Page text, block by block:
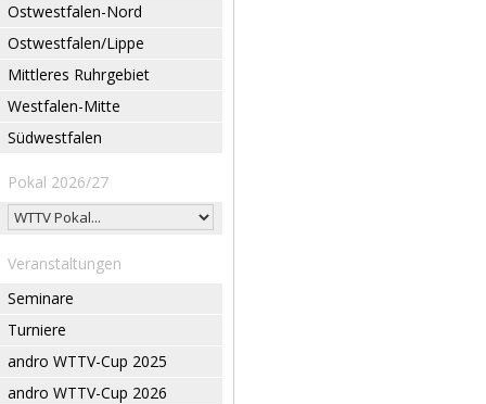
Ostwestfalen-Nord
Ostwestfalen/Lippe
Mittleres Ruhrgebiet
Westfalen-Mitte
Südwestfalen
Pokal 2026/27
Veranstaltungen
Seminare
Turniere
andro WTTV-Cup 2025
andro WTTV-Cup 2026